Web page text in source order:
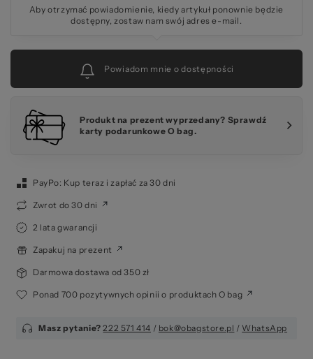
Aby otrzymać powiadomienie, kiedy artykuł ponownie będzie
dostępny, zostaw nam swój adres e-mail.
Powiadom mnie o dostępności
Produkt na prezent wyprzedany? Sprawdź
karty podarunkowe O bag.
PayPo: Kup teraz i zapłać za 30 dni
Zwrot do 30 dni
2 lata gwarancji
Zapakuj na prezent
Darmowa dostawa od 350 zł
Ponad 700 pozytywnych opinii o produktach O bag
Masz pytanie? 222 571 414 / bok@obagstore.pl / WhatsApp